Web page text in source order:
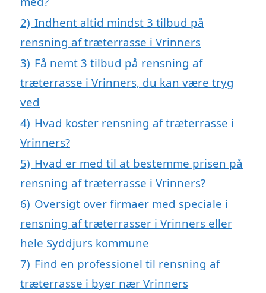
2) Indhent altid mindst 3 tilbud på
rensning af træterrasse i Vrinners
3) Få nemt 3 tilbud på rensning af
træterrasse i Vrinners, du kan være tryg
ved
4) Hvad koster rensning af træterrasse i
Vrinners?
5) Hvad er med til at bestemme prisen på
rensning af træterrasse i Vrinners?
6) Oversigt over firmaer med speciale i
rensning af træterrasser i Vrinners eller
hele Syddjurs kommune
7) Find en professionel til rensning af
træterrasse i byer nær Vrinners